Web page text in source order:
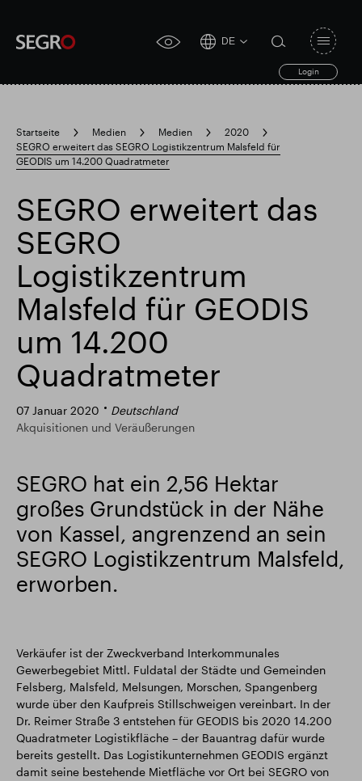
accessibility
DE
Login
search
form
search
Search
for
Popular search
Verantwortlich SEGRO
Finanzielle Ergebnisse Trading-Update
Intelligenter Park Responsible SEGRO
toggle
Startseite Medien Medien
2020
SEGRO erweitert das SEGRO Logistikzentrum Malsfeld für
GEODIS um 14.200 Quadratmeter
SEGRO erweitert das
SEGRO
Logistikzentrum
Malsfeld für GEODIS
um 14.200
Quadratmeter
07 Januar 2020
Deutschland
Akquisitionen und Veräußerungen
SEGRO hat ein 2,56 Hektar
großes Grundstück in der Nähe
von Kassel, angrenzend an sein
SEGRO Logistikzentrum Malsfeld,
erworben.
Verkäufer ist der Zweckverband Interkommunales
Gewerbegebiet Mittl. Fuldatal der Städte und Gemeinden
Felsberg, Malsfeld, Melsungen, Morschen, Spangenberg
wurde über den Kaufpreis Stillschweigen vereinbart. In der
Dr. Reimer Straße 3 entstehen für GEODIS bis 2020 14.200
Quadratmeter Logistikfläche – der Bauantrag dafür wurde
bereits gestellt. Das Logistikunternehmen GEODIS ergänzt
damit seine bestehende Mietfläche vor Ort bei SEGRO von